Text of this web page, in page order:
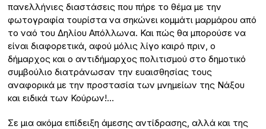
πανελλήνιες διαστάσεις που πήρε το θέμα με την
φωτογραφία τουρίστα να σηκώνει κομμάτι μαρμάρου από
το ναό του Δηλίου Απόλλωνα. Και πώς θα μπορούσε να
είναι διαφορετικά, αφού μόλις λίγο καιρό πριν, ο
δήμαρχος και ο αντιδήμαρχος πολιτισμού στο δημοτικό
συμβούλιο διατράνωσαν την ευαισθησίας τους
αναφορικά με την προστασία των μνημείων της Νάξου
και ειδικά των Κούρων!…
Σε μια ακόμα επίδειξη άμεσης αντίδρασης, αλλά και της